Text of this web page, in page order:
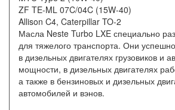
ZF TE-ML 07C/04C (15W-40)
Allison C4, Caterpillar TO-2
Масла Neste Turbo LXE специально
для тяжелого транспорта. Они
в дизельных двигателях грузовиков и
мощности, в дизельных двигателях
а также в бензиновых и дизельных
автомобилей и вэнов.